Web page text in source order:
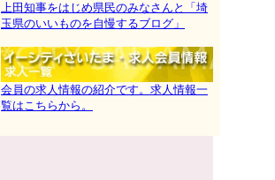
上田知事をはじめ県民のみなさんと「埼
玉県のいいものを自慢するブログ」
会員の求人情報の紹介です。求人情報一
覧はこちらから。